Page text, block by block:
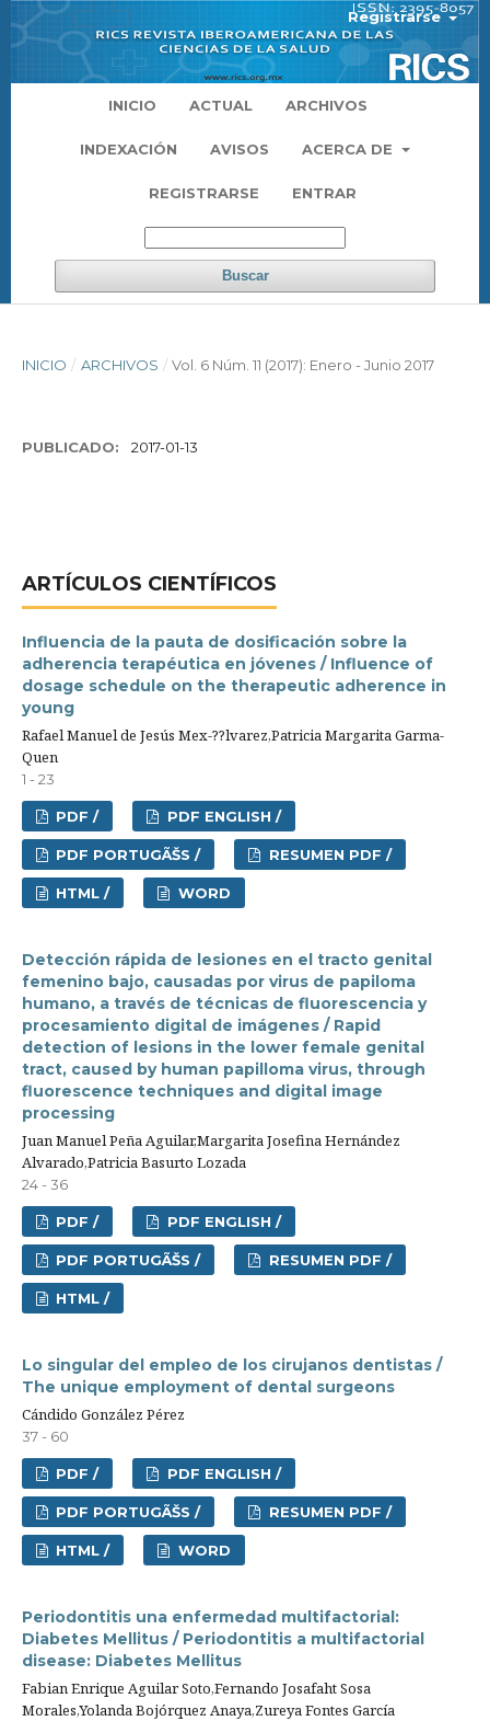
INICIO ACTUAL ARCHIVOS
INDEXACIÓN AVISOS ACERCA DE
REGISTRARSE ENTRAR
Buscar
Registrarse
INICIO / ARCHIVOS / Vol. 6 Núm. 11 (2017): Enero - Junio 2017
PUBLICADO: 2017-01-13
ARTÍCULOS CIENTÍFICOS
Influencia de la pauta de dosificación sobre la
adherencia terapéutica en jóvenes / Influence of
dosage schedule on the therapeutic adherence in
young
Rafael Manuel de Jesús Mex-??lvarez,Patricia Margarita Garma-
Quen
1 - 23
PDF / PDF ENGLISH /
PDF PORTUGÃŠS / RESUMEN PDF /
HTML / WORD
Detección rápida de lesiones en el tracto genital
femenino bajo, causadas por virus de papiloma
humano, a través de técnicas de fluorescencia y
procesamiento digital de imágenes / Rapid
detection of lesions in the lower female genital
tract, caused by human papilloma virus, through
fluorescence techniques and digital image
processing
Juan Manuel Peña Aguilar,Margarita Josefina Hernández
Alvarado,Patricia Basurto Lozada
24 - 36
PDF / PDF ENGLISH /
PDF PORTUGÃŠS / RESUMEN PDF /
HTML /
Lo singular del empleo de los cirujanos dentistas /
The unique employment of dental surgeons
Cándido González Pérez
37 - 60
PDF / PDF ENGLISH /
PDF PORTUGÃŠS / RESUMEN PDF /
HTML / WORD
Periodontitis una enfermedad multifactorial:
Diabetes Mellitus / Periodontitis a multifactorial
disease: Diabetes Mellitus
Fabian Enrique Aguilar Soto,Fernando Josafaht Sosa
Morales,Yolanda Bojórquez Anaya,Zureya Fontes García